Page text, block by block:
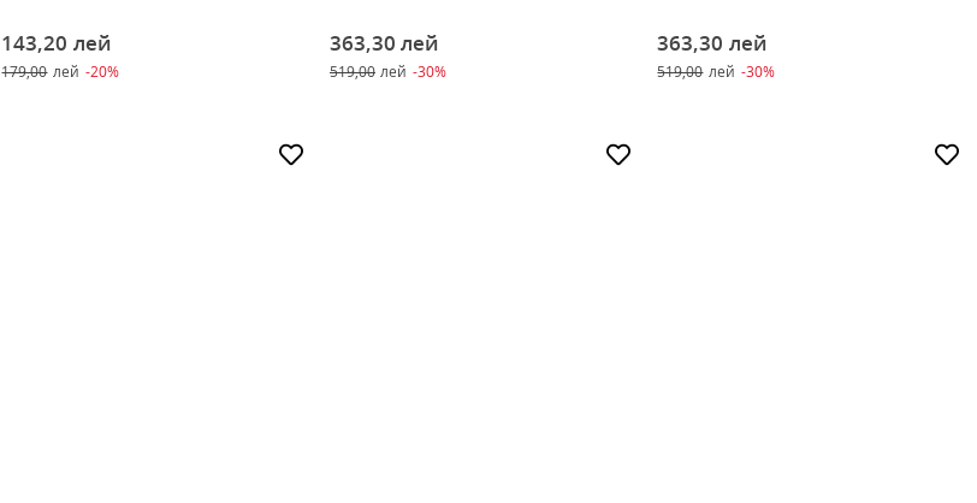
143,20 лей
179,00 лей -20%
363,30 лей
519,00 лей -30%
363,30 лей
519,00 лей -30%